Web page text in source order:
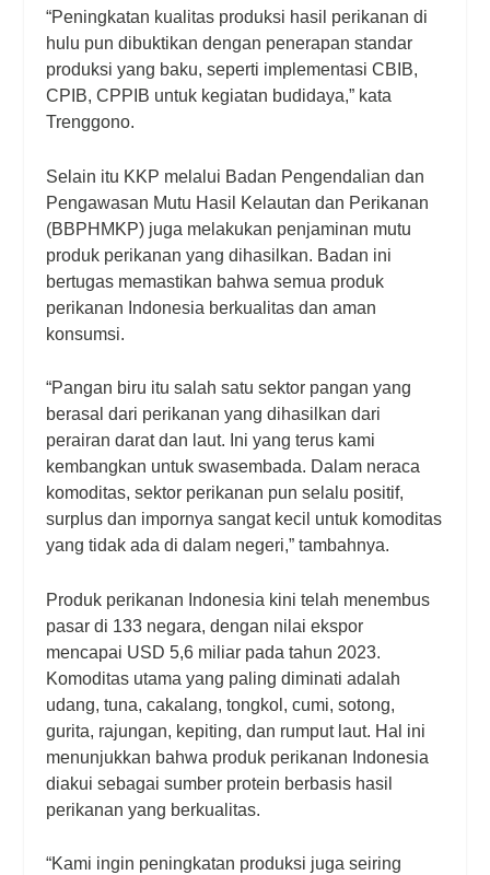
“Peningkatan kualitas produksi hasil perikanan di
hulu pun dibuktikan dengan penerapan standar
produksi yang baku, seperti implementasi CBIB,
CPIB, CPPIB untuk kegiatan budidaya,” kata
Trenggono.
Selain itu KKP melalui Badan Pengendalian dan
Pengawasan Mutu Hasil Kelautan dan Perikanan
(BBPHMKP) juga melakukan penjaminan mutu
produk perikanan yang dihasilkan. Badan ini
bertugas memastikan bahwa semua produk
perikanan Indonesia berkualitas dan aman
konsumsi.
“Pangan biru itu salah satu sektor pangan yang
berasal dari perikanan yang dihasilkan dari
perairan darat dan laut. Ini yang terus kami
kembangkan untuk swasembada. Dalam neraca
komoditas, sektor perikanan pun selalu positif,
surplus dan impornya sangat kecil untuk komoditas
yang tidak ada di dalam negeri,” tambahnya.
Produk perikanan Indonesia kini telah menembus
pasar di 133 negara, dengan nilai ekspor
mencapai USD 5,6 miliar pada tahun 2023.
Komoditas utama yang paling diminati adalah
udang, tuna, cakalang, tongkol, cumi, sotong,
gurita, rajungan, kepiting, dan rumput laut. Hal ini
menunjukkan bahwa produk perikanan Indonesia
diakui sebagai sumber protein berbasis hasil
perikanan yang berkualitas.
“Kami ingin peningkatan produksi juga seiring